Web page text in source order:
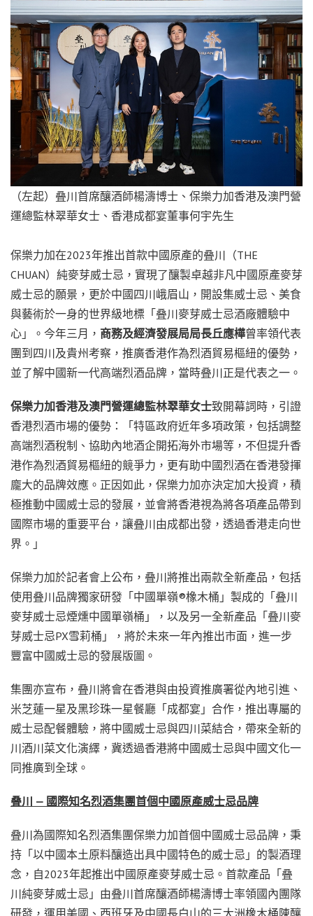
（左起）叠川首席釀酒師楊濤博士、保樂力加香港及澳門營
運總監林翠華女士、香港成都宴董事何宇先生
保樂力加在2023年推出首款中國原產的叠川（THE
CHUAN）純麥芽威士忌，實現了釀製卓越非凡中國原產麥芽
威士忌的願景，更於中國四川峨眉山，開設集威士忌、美食
與藝術於一身的世界級地標「叠川麥芽威士忌酒廠體驗中
心」。今年三月， 商務及經濟發展局局長丘應樺曾率領代表
團到四川及貴州考察，推廣香港作為烈酒貿易樞紐的優勢，
並了解中國新一代高端烈酒品牌，當時叠川正是代表之一。
保樂力加香港及澳門營運總監林翠華女士致開幕詞時，引證
香港烈酒市場的優勢：「特區政府近年多項政策，包括調整
高端烈酒稅制、協助內地酒企開拓海外市場等，不但提升香
港作為烈酒貿易樞紐的競爭力，更有助中國烈酒在香港發揮
龐大的品牌效應。正因如此，保樂力加亦決定加大投資，積
極推動中國威士忌的發展，並會將香港視為將各項產品帶到
國際市場的重要平台，讓叠川由成都出發，透過香港走向世
界。」
保樂力加於記者會上公布，叠川將推出兩款全新產品，包括
使用叠川品牌獨家研發「中國單嶺®橡木桶」製成的「叠川
麥芽威士忌煙燻中國單嶺桶」，以及另一全新產品「叠川麥
芽威士忌PX雪莉桶」，將於未來一年內推出市面，進一步
豐富中國威士忌的發展版圖。
集團亦宣布，叠川將會在香港與由投資推廣署從內地引進、
米芝蓮一星及黑珍珠一星餐廳「成都宴」合作，推出專屬的
威士忌配餐體驗，將中國威士忌與四川菜結合，帶來全新的
川酒川菜文化演繹，冀透過香港將中國威士忌與中國文化一
同推廣到全球。
叠川 — 國際知名烈酒集團首個中國原產威士忌品牌
叠川為國際知名烈酒集團保樂力加首個中國威士忌品牌，秉
持「以中國本土原料釀造出具中國特色的威士忌」的製酒理
念，自2023年起推出中國原產麥芽威士忌。首款產品「叠
川純麥芽威士忌」由叠川首席釀酒師楊濤博士率領國內團隊